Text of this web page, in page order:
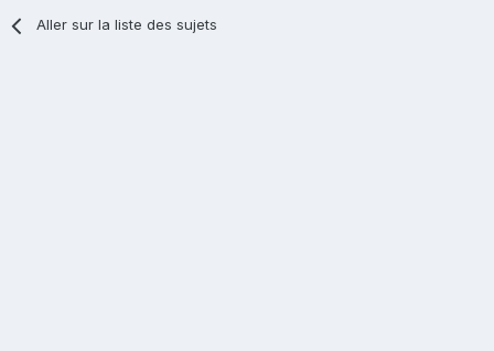
Aller sur la liste des sujets